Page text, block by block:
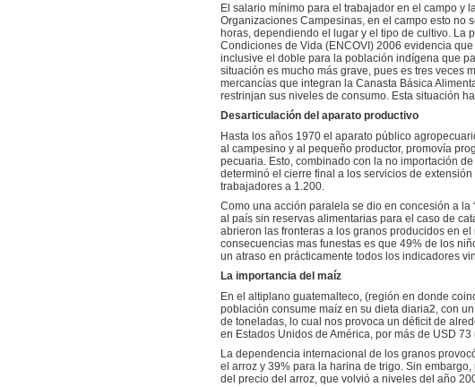
El salario mínimo para el trabajador en el campo y
Organizaciones Campesinas, en el campo esto no
horas, dependiendo el lugar y el tipo de cultivo. La
Condiciones de Vida (ENCOVI) 2006 evidencia
inclusive el doble para la población indígena que
situación es mucho más grave, pues es tres veces
mercancías que integran la Canasta Básica
restrinjan sus niveles de consumo. Esta situación
Desarticulación del aparato productivo
Hasta los años 1970 el aparato público
al campesino y al pequeño productor, promovía
pecuaria. Esto, combinado con la no importación
determinó el cierre final a los servicios de
trabajadores a 1.200.
Como una acción paralela se dio en concesión a
al país sin reservas alimentarias para el caso de
abrieron las fronteras a los granos producidos en
consecuencias mas funestas es que 49% de los
un atraso en prácticamente todos los indicadores
La importancia del maíz
En el altiplano guatemalteco, (región en donde
población consume maíz en su dieta diaria2 , con
de toneladas, lo cual nos provoca un déficit de
en Estados Unidos de América, por más de USD 73
La dependencia internacional de los granos
el arroz y 39% para la harina de trigo. Sin
del precio del arroz, que volvió a niveles del año